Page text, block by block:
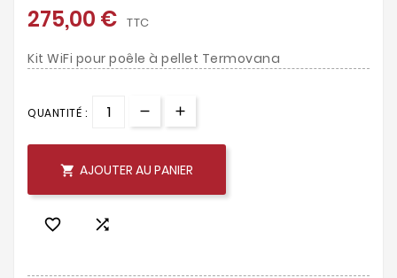
275,00 € TTC
Kit WiFi pour poêle à pellet Termovana
QUANTITÉ :
 AJOUTER AU PANIER
 